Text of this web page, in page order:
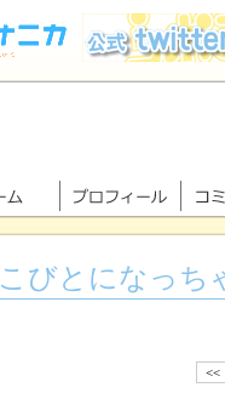
こびとになっち
<<